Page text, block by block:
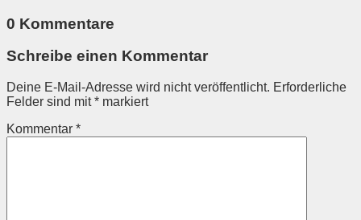
0 Kommentare
Schreibe einen Kommentar
Deine E-Mail-Adresse wird nicht veröffentlicht. Erforderliche
Felder sind mit* markiert
Kommentar *